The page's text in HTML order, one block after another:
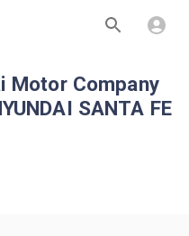
Motor Company
SANTA FE